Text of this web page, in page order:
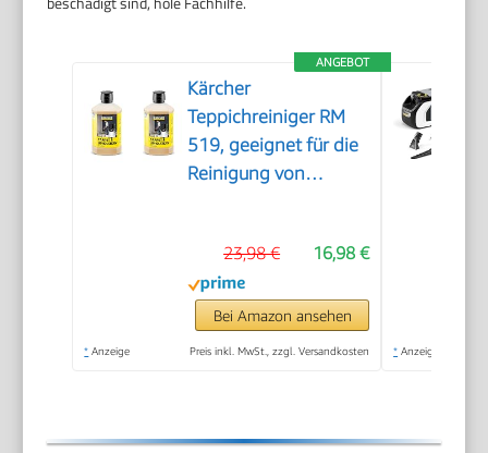
ANGEBOT
Kärcher
Teppichreiniger RM
519, geeignet für die
Reinigung von
etc., 1l Konzentrat
ergeben verdünnt 40l
Reinigungsmittel
(Packung mit 2)
16,98 €
23,98 €
Bei Amazon ansehen
* Anzeige Preis inkl. MwSt., zzgl. Versandkosten * Anzeige